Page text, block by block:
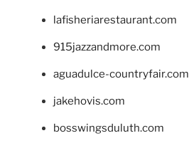
lafisheriarestaurant.com
915jazzandmore.com
aguadulce-countryfair.com
jakehovis.com
bosswingsduluth.com